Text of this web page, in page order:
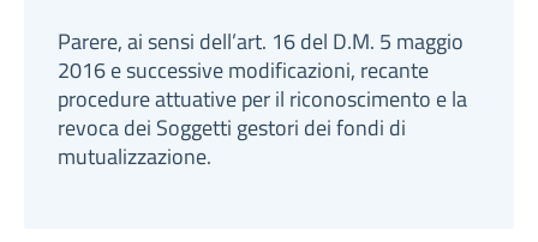
Parere, ai sensi dell’art. 16 del D.M. 5 maggio
2016 e successive modificazioni, recante
procedure attuative per il riconoscimento e la
revoca dei Soggetti gestori dei fondi di
mutualizzazione.